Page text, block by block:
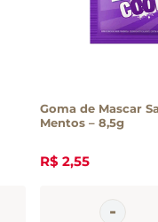
Goma de Mascar
Mentos – 8,5g
R$ 2,55